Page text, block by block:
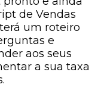
de Vendas
um roteiro
e
aos seus
a sua taxa